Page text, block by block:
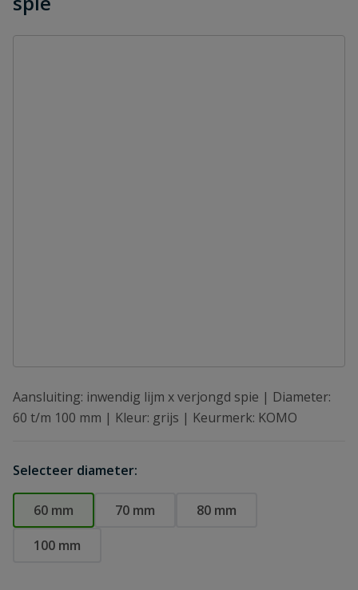
Aansluiting: inwendig lijm x verjongd spie | Diameter:
60 t/m 100 mm | Kleur: grijs | Keurmerk: KOMO
Selecteer diameter:
60 mm 70 mm
80 mm
100 mm